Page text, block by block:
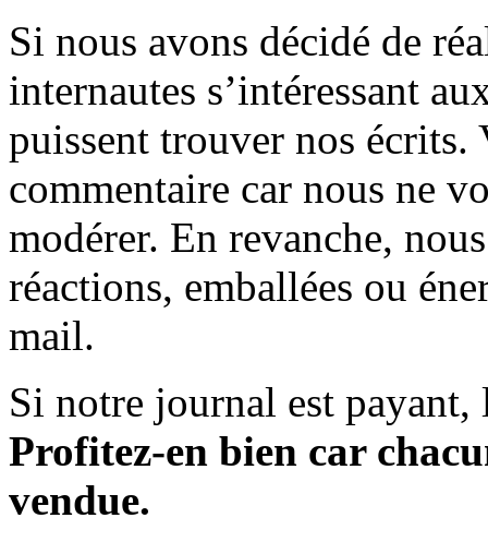
Si nous avons décidé de
internautes s’intéressant
puissent trouver nos écrits.
commentaire car nous ne
modérer. En revanche,
réactions, emballées ou
mail.
Si notre journal est payant,
Profitez-en bien car
vendue.